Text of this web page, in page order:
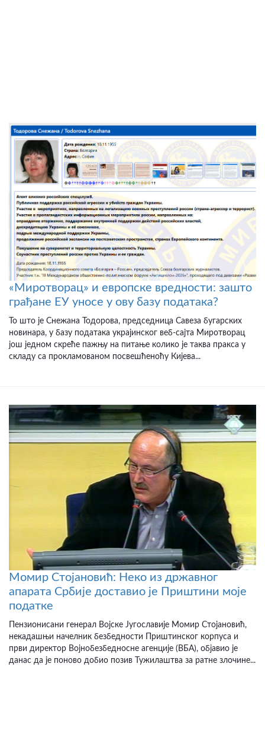
«Миротворац» и европске вредности: зашто
грађане ЕУ уносе у ову базу података?
То што је Снежана Тодорова, председница Савеза бугарских
новинара, у базу података украјинског веб-сајта Миротворац
још једном скреће пажњу на питање колико је таква пракса у
складу са прокламованом посвешћеноћу Кијева...
Момир Стојановић: Неко из државног
апарата Србије доставио је Приштини моје
податке
Пензионисани генерал Војске Југославије Момир Стојановић,
некадашњи начелник безбедности Приштинског корпуса и
први директор Војнобезбедносне агенције (ВБА), објавио је
данас да је поново добио позив Тужилаштва за ратне злочине...